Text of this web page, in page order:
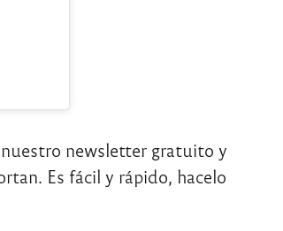
newsletter gratuito y
Es fácil y rápido, hacelo